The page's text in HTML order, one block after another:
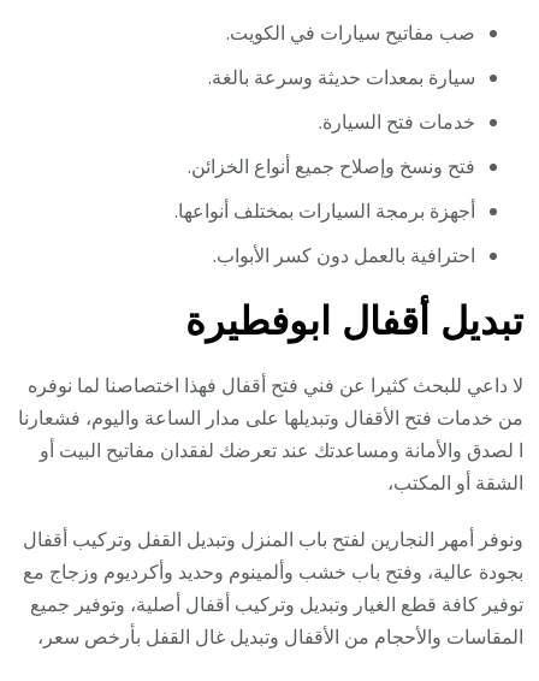
صب مفاتيح سيارات في الكويت.
سيارة بمعدات حديثة وسرعة بالغة.
خدمات فتح السيارة.
فتح ونسخ وإصلاح جميع أنواع الخزائن.
أجهزة برمجة السيارات بمختلف أنواعها.
احترافية بالعمل دون كسر الأبواب.
تبديل أقفال ابوفطيرة
لا داعي للبحث كثيرا عن فني فتح أقفال فهذا اختصاصنا لما نوفره
من خدمات فتح الأقفال وتبديلها على مدار الساعة واليوم، فشعارنا
ا لصدق والأمانة ومساعدتك عند تعرضك لفقدان مفاتيح البيت أو
الشقة أو المكتب،
ونوفر أمهر النجارين لفتح باب المنزل وتبديل القفل وتركيب أقفال
بجودة عالية، وفتح باب خشب وألمينوم وحديد وأكرديوم وزجاج مع
توفير كافة قطع الغيار وتبديل وتركيب أقفال أصلية، وتوفير جميع
المقاسات والأحجام من الأقفال وتبديل غال القفل بأرخص سعر،